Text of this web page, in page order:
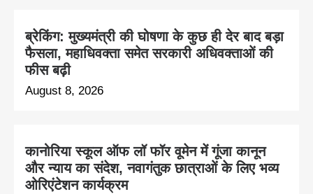
ब्रेकिंग: मुख्यमंत्री की घोषणा के कुछ ही देर बाद बड़ा
फैसला, महाधिवक्ता समेत सरकारी अधिवक्ताओं की
फीस बढ़ी
August 8, 2026
कानोरिया स्कूल ऑफ लॉ फॉर वूमेन में गूंजा कानून
और न्याय का संदेश, नवागंतुक छात्राओं के लिए भव्य
ओरिएंटेशन कार्यक्रम